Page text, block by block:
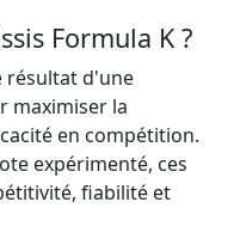
Formula K ?
résultat d'une
maximiser la
en compétition.
expérimenté, ces
fiabilité et